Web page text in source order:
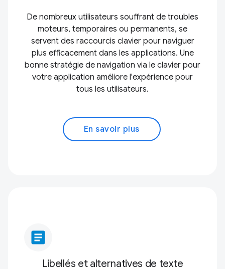
De nombreux utilisateurs souffrant de troubles
moteurs, temporaires ou permanents, se
servent des raccourcis clavier pour naviguer
plus efficacement dans les applications. Une
bonne stratégie de navigation via le clavier pour
votre application améliore l'expérience pour
tous les utilisateurs.
En savoir plus
article
Libellés et alternatives de texte